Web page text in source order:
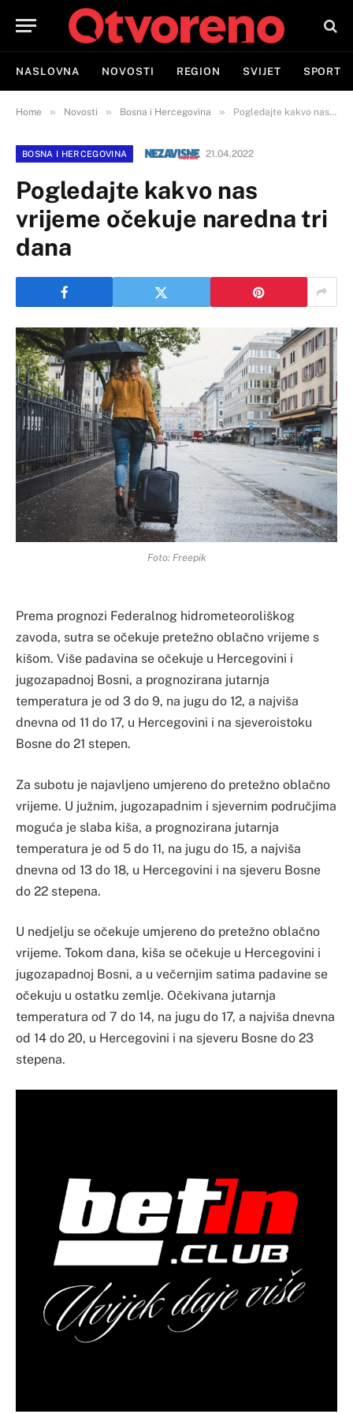
NASLOVNA NOVOSTI REGION SVIJET SPORT
Home » Novosti » Bosna i Hercegovina » Pogledajte kakvo nas vrijeme očekuje naredna tri dana
BOSNA I HERCEGOVINA 21.04.2022
Pogledajte kakvo nas
vrijeme očekuje naredna tri
dana
Foto: Freepik
Prema prognozi Federalnog hidrometeoroliškog
zavoda, sutra se očekuje pretežno oblačno vrijeme s
kišom. Više padavina se očekuje u Hercegovini i
jugozapadnoj Bosni, a prognozirana jutarnja
temperatura je od 3 do 9, na jugu do 12, a najviša
dnevna od 11 do 17, u Hercegovini i na sjeveroistoku
Bosne do 21 stepen.
Za subotu je najavljeno umjereno do pretežno oblačno
vrijeme. U južnim, jugozapadnim i sjevernim područjima
moguća je slaba kiša, a prognozirana jutarnja
temperatura je od 5 do 11, na jugu do 15, a najviša
dnevna od 13 do 18, u Hercegovini i na sjeveru Bosne
do 22 stepena.
U nedjelju se očekuje umjereno do pretežno oblačno
vrijeme. Tokom dana, kiša se očekuje u Hercegovini i
jugozapadnoj Bosni, a u večernjim satima padavine se
očekuju u ostatku zemlje. Očekivana jutarnja
temperatura od 7 do 14, na jugu do 17, a najviša dnevna
od 14 do 20, u Hercegovini i na sjeveru Bosne do 23
stepena.